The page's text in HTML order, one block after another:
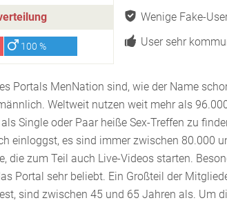
100 %
Wenige Fake-
User sehr
Portals MenNation sind, wie der Name
Weltweit nutzen weit mehr als
Single oder Paar heiße Sex-Treffen zu
einloggst, es sind immer zwischen 80.000
die zum Teil auch Live-Videos starten.
Portal sehr beliebt. Ein Großteil der
sind zwischen 45 und 65 Jahren als. Um